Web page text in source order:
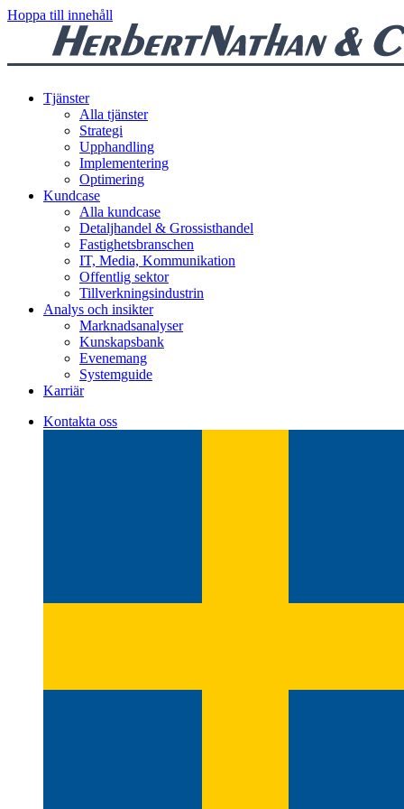
Hoppa till innehåll
Tjänster
Alla tjänster
Strategi
Upphandling
Implementering
Optimering
Kundcase
Alla kundcase
Detaljhandel & Grossisthandel
Fastighetsbranschen
IT, Media, Kommunikation
Offentlig sektor
Tillverkningsindustrin
Analys och insikter
Marknadsanalyser
Kunskapsbank
Evenemang
Systemguide
Karriär
Kontakta oss